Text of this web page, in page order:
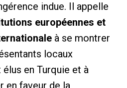
indue. Il appelle
européennes et
à se montrer
locaux
en Turquie et à
en faveur de la